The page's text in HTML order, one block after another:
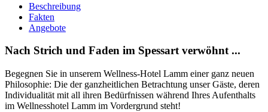
Beschreibung
Fakten
Angebote
Nach Strich und Faden im Spessart verwöhnt ...
Begegnen Sie in unserem Wellness-Hotel Lamm einer ganz neuen
Philosophie: Die der ganzheitlichen Betrachtung unser Gäste, deren
Individualität mit all ihren Bedürfnissen während Ihres Aufenthalts
im Wellnesshotel Lamm im Vordergrund steht!